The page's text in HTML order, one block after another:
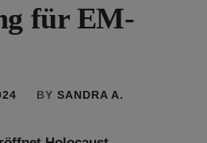
für EM-
BY SANDRA A.